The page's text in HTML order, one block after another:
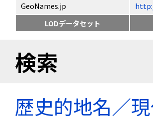
GeoNames.jp
LODデータセット
検索
歴史的地名／